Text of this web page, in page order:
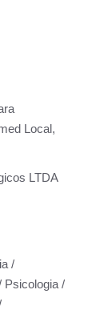
Local,
LTDA
/
Psicologia /